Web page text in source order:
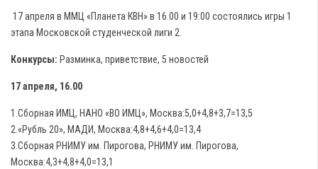
17 апреля в ММЦ «Планета КВН» в 16.00 и 19:00 состоялись игры 1
этапа Московской студенческой лиги 2.
Конкурсы: Разминка, приветствие, 5 новостей
17 апреля, 16.00
1.Сборная ИМЦ, НАНО «ВО ИМЦ», Москва:5,0+4,8+3,7=13,5
2.«Рубль 20», МАДИ, Москва:4,8+4,6+4,0=13,4
3.Сборная РНИМУ им. Пирогова, РНИМУ им. Пирогова,
Москва:4,3+4,8+4,0=13,1